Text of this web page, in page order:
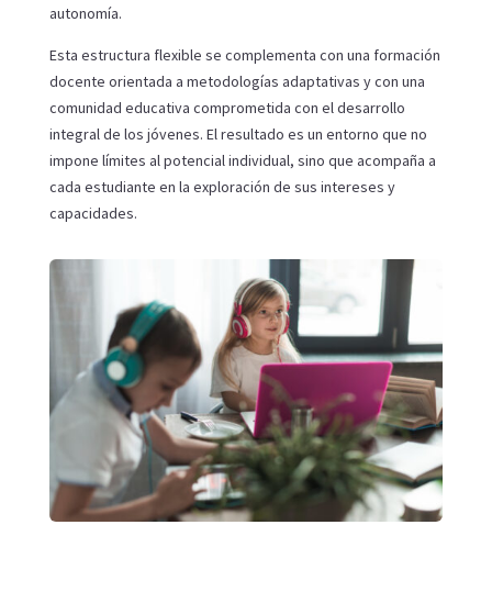
autonomía.
Esta estructura flexible se complementa con una formación
docente orientada a metodologías adaptativas y con una
comunidad educativa comprometida con el desarrollo
integral de los jóvenes. El resultado es un entorno que no
impone límites al potencial individual, sino que acompaña a
cada estudiante en la exploración de sus intereses y
capacidades.